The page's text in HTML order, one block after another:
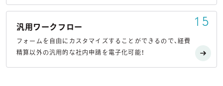
汎用ワークフロー
フォームを自由にカスタマイズすることができるので、経費
精算以外の汎用的な社内申請を電子化可能！
15